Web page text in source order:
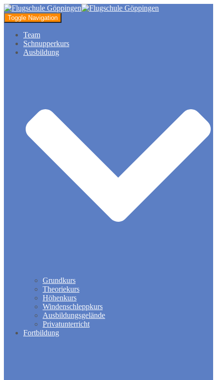
Toggle Navigation
Team
Schnupperkurs
Ausbildung
Grundkurs
Theoriekurs
Höhenkurs
Windenschleppkurs
Ausbildungsgelände
Privatunterricht
Fortbildung